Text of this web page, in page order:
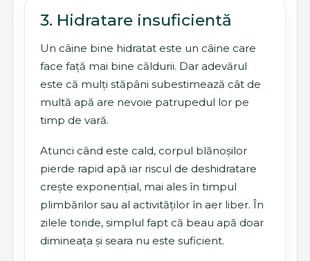
3. Hidratare insuficientă
Un câine bine hidratat este un câine care
face față mai bine căldurii. Dar adevărul
este că mulți stăpâni subestimează cât de
multă apă are nevoie patrupedul lor pe
timp de vară.
Atunci când este cald, corpul blănoșilor
pierde rapid apă iar riscul de deshidratare
crește exponențial, mai ales în timpul
plimbărilor sau al activităților în aer liber. În
zilele toride, simplul fapt că beau apă doar
dimineața și seara nu este suficient.